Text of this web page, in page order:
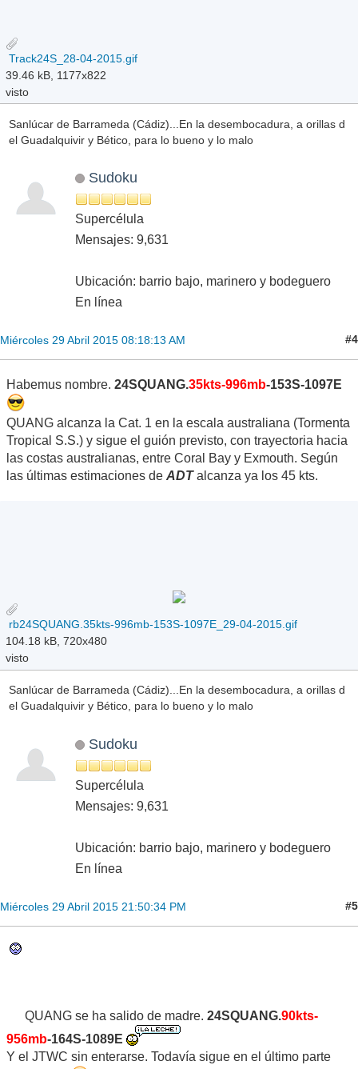
Track24S_28-04-2015.gif
39.46 kB, 1177x822
visto
Sanlúcar de Barrameda (Cádiz)...En la desembocadura, a orillas d
el Guadalquivir y Bético, para lo bueno y lo malo
Sudoku
Supercélula
Mensajes: 9,631
Ubicación: barrio bajo, marinero y bodeguero
En línea
Miércoles 29 Abril 2015 08:18:13 AM #4
Habemus nombre. 24SQUANG.35kts-996mb-153S-1097E
QUANG alcanza la Cat. 1 en la escala australiana (Tormenta
Tropical S.S.) y sigue el guión previsto, con trayectoria hacia
las costas australianas, entre Coral Bay y Exmouth. Según
las últimas estimaciones de ADTalcanza ya los 45 kts.
rb24SQUANG.35kts-996mb-153S-1097E_29-04-2015.gif
104.18 kB, 720x480
visto
Sanlúcar de Barrameda (Cádiz)...En la desembocadura, a orillas d
el Guadalquivir y Bético, para lo bueno y lo malo
Sudoku
Supercélula
Mensajes: 9,631
Ubicación: barrio bajo, marinero y bodeguero
En línea
Miércoles 29 Abril 2015 21:50:34 PM #5
QUANG se ha salido de madre. 24SQUANG.90kts-
956mb-164S-1089E
Y el JTWC sin enterarse. Todavía sigue en el último parte